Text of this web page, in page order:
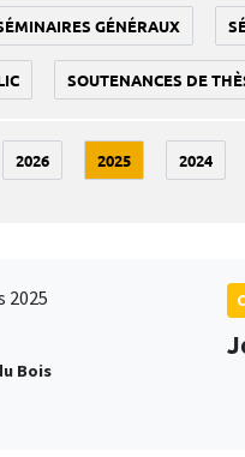
GÉNÉRAUX
SOUTENANCES DE
2026 2025 2024
2025
Bois